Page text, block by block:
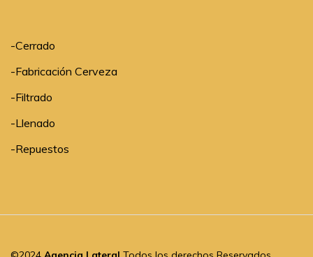
-Cerrado
-Fabricación Cerveza
-Filtrado
-Llenado
-Repuestos